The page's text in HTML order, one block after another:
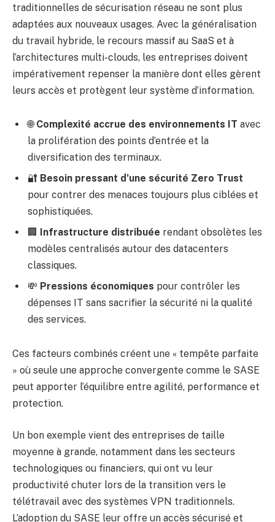
traditionnelles de sécurisation réseau ne sont plus
adaptées aux nouveaux usages. Avec la généralisation
du travail hybride, le recours massif au SaaS et à
l’architectures multi-clouds, les entreprises doivent
impérativement repenser la manière dont elles gèrent
leurs accès et protègent leur système d’information.
🌐 Complexité accrue des environnements IT avec
la prolifération des points d’entrée et la
diversification des terminaux.
🔐 Besoin pressant d’une sécurité Zero Trust
pour contrer des menaces toujours plus ciblées et
sophistiquées.
🏢
Infrastructure distribuée rendant obsolètes les
modèles centralisés autour des datacenters
classiques.
💸 Pressions économiques pour contrôler les
dépenses IT sans sacrifier la sécurité ni la qualité
des services.
Ces facteurs combinés créent une « tempête parfaite
» où seule une approche convergente comme le SASE
peut apporter l’équilibre entre agilité, performance et
protection.
Un bon exemple vient des entreprises de taille
moyenne à grande, notamment dans les secteurs
technologiques ou financiers, qui ont vu leur
productivité chuter lors de la transition vers le
télétravail avec des systèmes VPN traditionnels.
L’adoption du SASE leur offre un accès sécurisé et